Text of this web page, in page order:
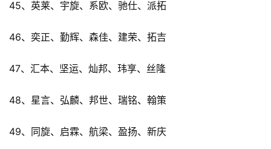
45、英莱、宇旋、系欧、驰仕、派拓
46、奕正、勤辉、森佳、建荣、拓吉
47、汇本、坚运、灿邦、玮享、丝隆
48、星言、弘麟、邦世、瑞铭、翰策
49、同旋、启霖、航梁、盈扬、新庆